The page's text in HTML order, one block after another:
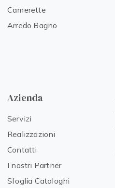
Camerette
Arredo Bagno
Azienda
Servizi
Realizzazioni
Contatti
I nostri Partner
Sfoglia Cataloghi